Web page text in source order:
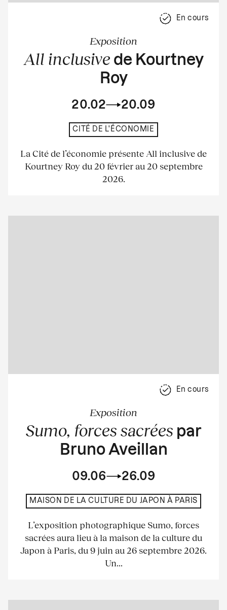
En cours
Exposition
All inclusive de Kourtney
Roy
20.02 20.09
CITÉ DE L'ÉCONOMIE
La Cité de l’économie présente All inclusive de
Kourtney Roy du 20 février au 20 septembre
2026.
En cours
Exposition
Sumo, forces sacrées par
Bruno Aveillan
09.06 26.09
MAISON DE LA CULTURE DU JAPON À PARIS
L’exposition photographique Sumo, forces
sacrées aura lieu à la maison de la culture du
Japon à Paris, du 9 juin au 26 septembre 2026.
Un...